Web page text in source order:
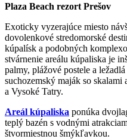
Plaza Beach rezort Prešov
Exoticky vyzerajúce miesto
dovolenkové stredomorské
kúpalísk a podobných
stvárnenie areálu kúpaliska je
palmy, plážové postele a
suchozemský maják so
a Vysoké Tatry.
Areál kúpaliska ponúka
teplý bazén s vodnými
štvormiestnou šmýkľavkou.